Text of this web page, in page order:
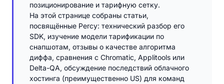
позиционирование и тарифную сетку.
На этой странице собраны статьи,
посвящённые Percy: технический разбор его
SDK, изучение модели тарификации по
снапшотам, отзывы о качестве алгоритма
диффа, сравнения с Chromatic, Applitools или
Delta-QA, обсуждение последствий облачного
хостинга (преимущественно US) для команд